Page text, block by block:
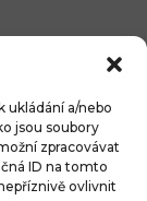
ukládání a/nebo
jsou soubory
zpracovávat
ID na tomto
ovlivnit